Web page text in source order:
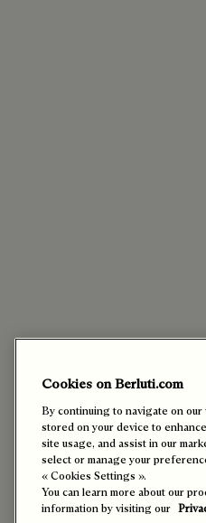
Cookies on Berluti.com
By continuing to navigate on our
stored on your device to
site usage, and assist in our
select or manage your
« Cookies Settings ».
You can learn more about our
information by visiting our